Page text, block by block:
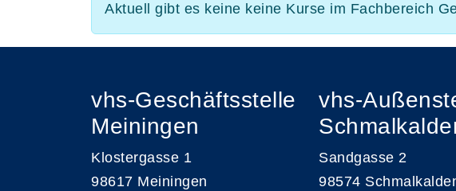
Aktuell gibt es keine keine Kurse im Fachbereich
vhs-Geschäftsstelle
Meiningen
Klostergasse 1
98617 Meiningen
vhs-
Sandgasse 2
98574